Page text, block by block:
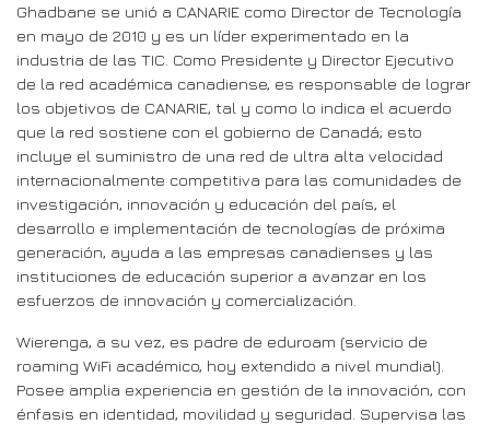
Ghadbane se unió a CANARIE como Director de Tecnología
en mayo de 2010 y es un líder experimentado en la
industria de las TIC. Como Presidente y Director Ejecutivo
de la red académica canadiense, es responsable de lograr
los objetivos de CANARIE, tal y como lo indica el acuerdo
que la red sostiene con el gobierno de Canadá; esto
incluye el suministro de una red de ultra alta velocidad
internacionalmente competitiva para las comunidades de
investigación, innovación y educación del país, el
desarrollo e implementación de tecnologías de próxima
generación, ayuda a las empresas canadienses y las
instituciones de educación superior a avanzar en los
esfuerzos de innovación y comercialización.
Wierenga, a su vez, es padre de eduroam (servicio de
roaming WiFi académico, hoy extendido a nivel mundial).
Posee amplia experiencia en gestión de la innovación, con
énfasis en identidad, movilidad y seguridad. Supervisa las